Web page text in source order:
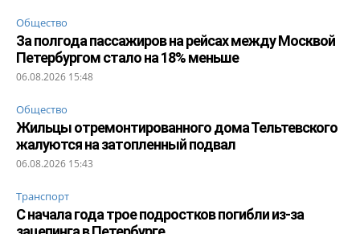
Общество
За полгода пассажиров на рейсах между Москвой
Петербургом стало на 18% меньше
06.08.2026 15:48
Общество
Жильцы отремонтированного дома Тельтевского
жалуются на затопленный подвал
06.08.2026 15:43
Транспорт
С начала года трое подростков погибли из-за